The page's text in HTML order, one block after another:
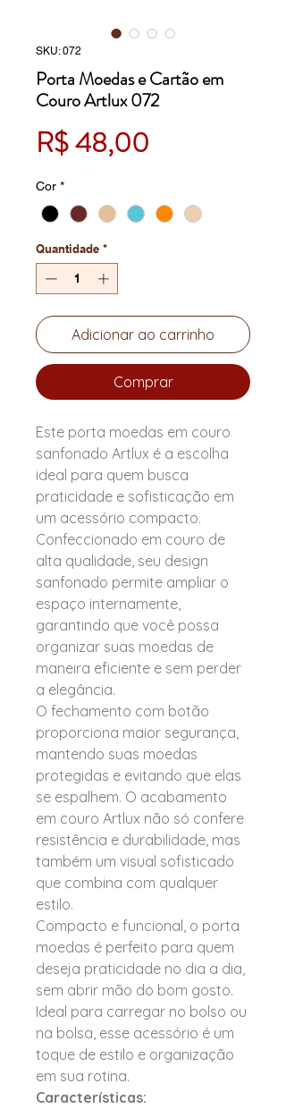
SKU: 072
Porta Moedas e Cartão em
Couro Artlux 072
R$ 48,00
Cor *
Quantidade *
Adicionar ao carrinho
Comprar
Este porta moedas em couro
sanfonado Artlux é a escolha
ideal para quem busca
praticidade e sofisticação em
um acessório compacto.
Confeccionado em couro de
alta qualidade, seu design
sanfonado permite ampliar o
espaço internamente,
garantindo que você possa
organizar suas moedas de
maneira eficiente e sem perder
a elegância.
O fechamento com botão
proporciona maior segurança,
mantendo suas moedas
protegidas e evitando que elas
se espalhem. O acabamento
em couro Artlux não só confere
resistência e durabilidade, mas
também um visual sofisticado
que combina com qualquer
estilo.
Compacto e funcional, o porta
moedas é perfeito para quem
deseja praticidade no dia a dia,
sem abrir mão do bom gosto.
Ideal para carregar no bolso ou
na bolsa, esse acessório é um
toque de estilo e organização
em sua rotina.
Características: